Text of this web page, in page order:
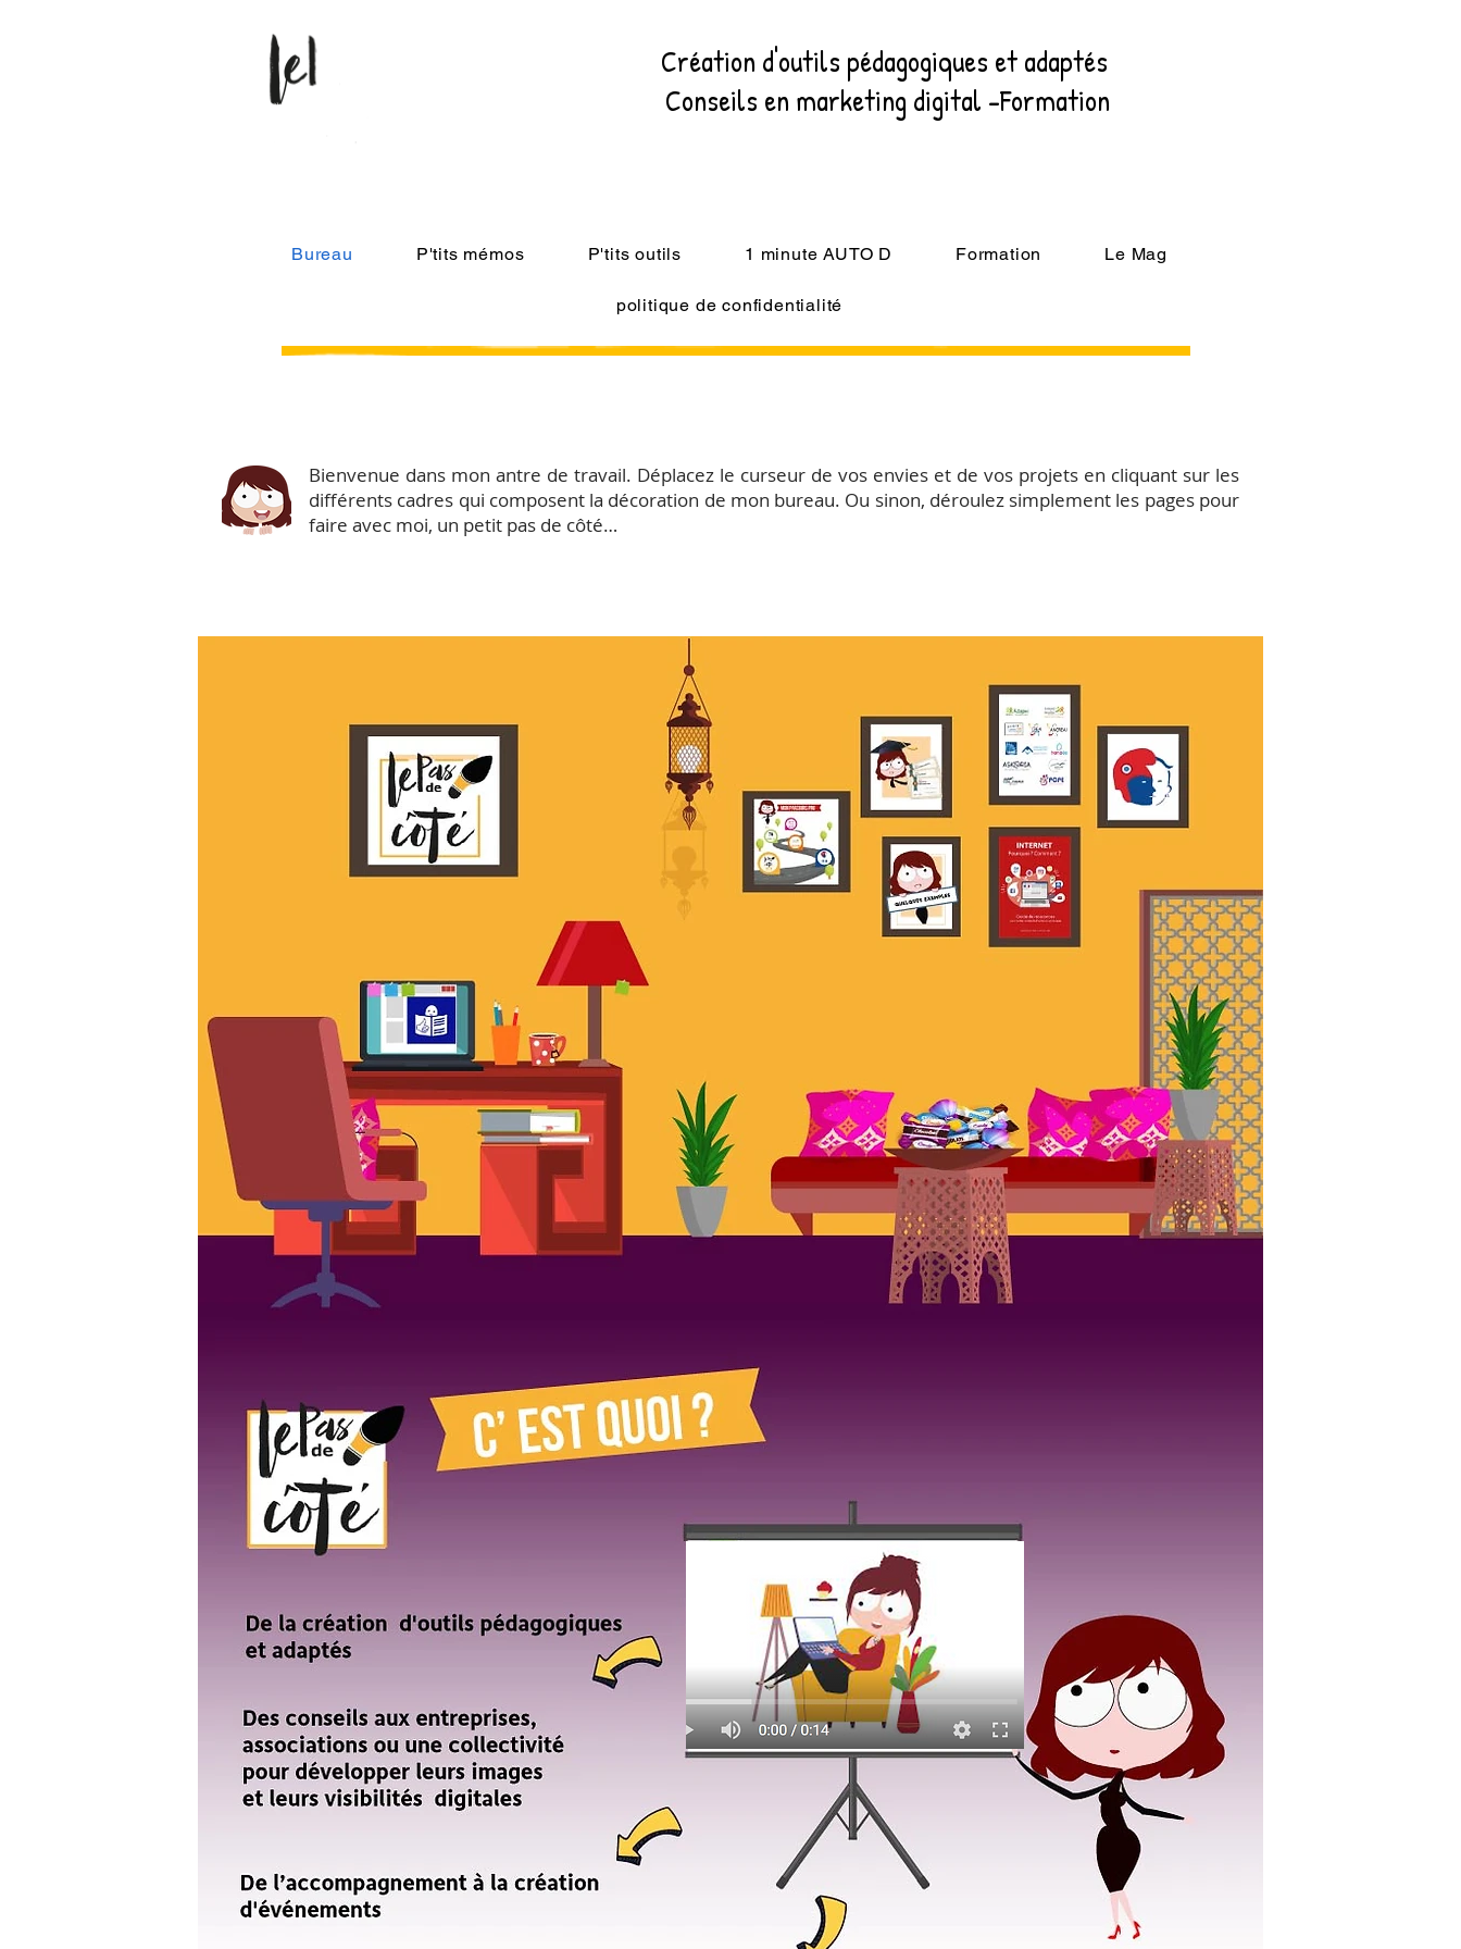
Création d'outils pédagogiques et adaptés
Conseils en marketing digital -Formation
Bureau P'tits mémos P'tits outils 1 minute AUTO D Formation Le Mag
politique de confidentialité
Bienvenue dans mon antre de travail. Déplacez le curseur de vos envies et de vos projets en cliquant sur les
différents cadres qui composent la décoration de mon bureau. Ou sinon, déroulez simplement les pages pour
faire avec moi, un petit pas de côté…